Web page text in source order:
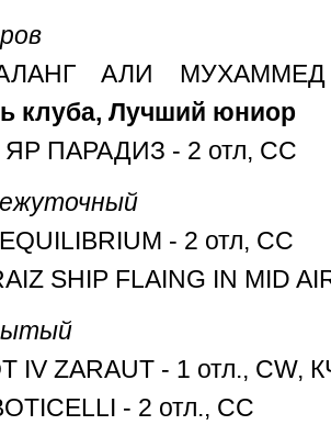
АЛИ
клуба, Лучший юниор
ПАРАДИЗ - 2 отл, СС
- 2 отл, СС
SHIP FLAING IN MID
IV ZARAUT - 1 отл., CW,
- 2 отл., СС